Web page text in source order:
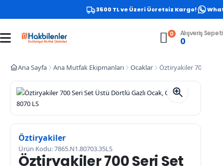
3500 TL ve Üzeri Ücretsiz Kargo!
0 Alışveriş Sepeti
0
Ana Sayfa Ana Mutfak Ekipmanları Ocaklar Öztiryakiler 700 Seri
Öztiryakiler
Ürün Kodu: 7865.N1.80703.35LS
Öztiryakiler 700 Seri Set